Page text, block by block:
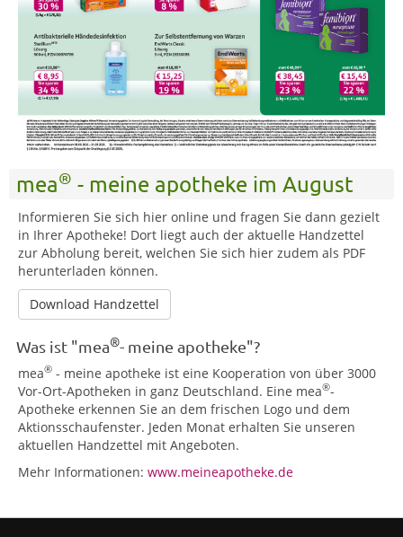
mea® - meine apotheke im August
Informieren Sie sich hier online und fragen Sie dann gezielt
in Ihrer Apotheke! Dort liegt auch der aktuelle Handzettel
zur Abholung bereit, welchen Sie sich hier zudem als PDF
herunterladen können.
Download Handzettel
Was ist "mea®- meine apotheke"?
mea® - meine apotheke ist eine Kooperation von über 3000
Vor-Ort-Apotheken in ganz Deutschland. Eine mea®-
Apotheke erkennen Sie an dem frischen Logo und dem
Aktionsschaufenster. Jeden Monat erhalten Sie unseren
aktuellen Handzettel mit Angeboten.
Mehr Informationen: www.meineapotheke.de